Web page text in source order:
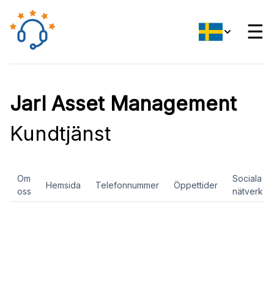
☰
Jarl Asset Management
Kundtjänst
Om
oss
Hemsida Telefonnummer Öppettider
Sociala
nätverk